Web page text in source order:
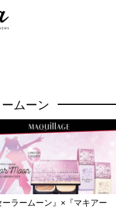
ムーン
ーラームーン』×『マキアー